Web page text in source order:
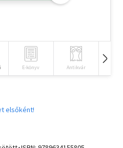
E-könyv Antikvár
elsőként!